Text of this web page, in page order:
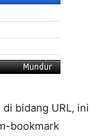
bidang URL, ini
bookmark